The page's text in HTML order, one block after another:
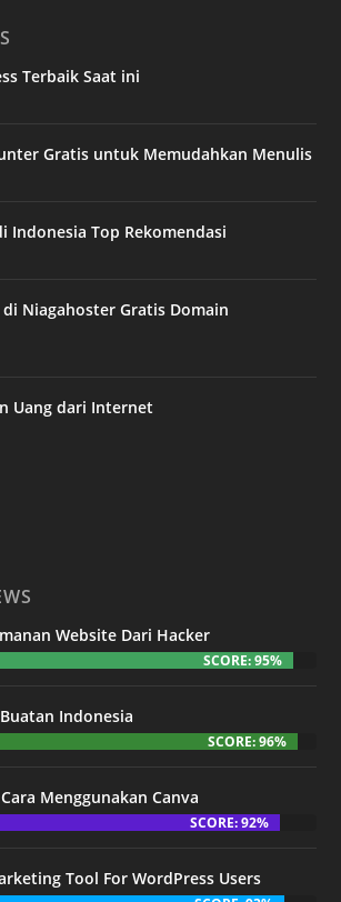
Terbaik Saat ini
Gratis untuk Memudahkan Menulis
Indonesia Top Rekomendasi
Niagahoster Gratis Domain
Uang dari Internet
Website Dari Hacker
SCORE: 95%
Indonesia
SCORE: 96%
Menggunakan Canva
SCORE: 92%
Tool For WordPress Users